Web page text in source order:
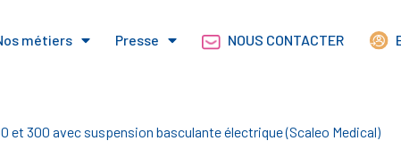
métiers Presse NOUS CONTACTER
et 300 avec suspension basculante électrique (Scaleo Medical)